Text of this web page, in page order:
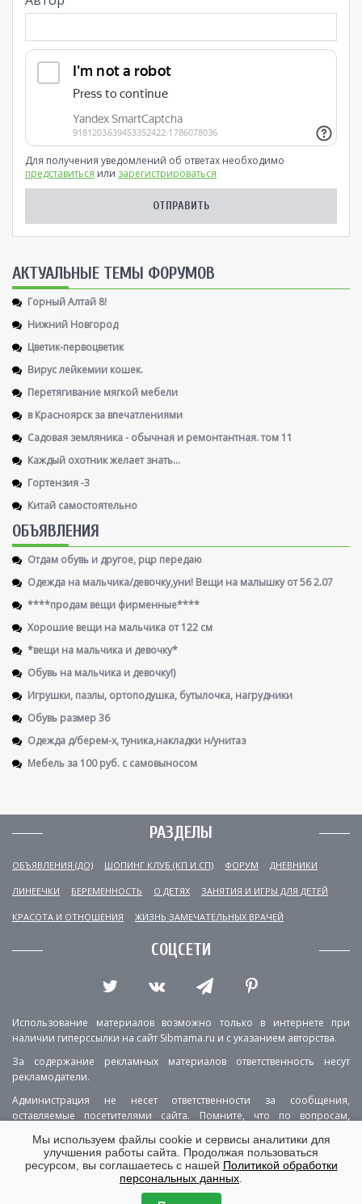
Для получения уведомлений об ответах необходимо
представиться или зарегистрироваться
AКТУАЛЬНЫЕ ТЕМЫ ФОРУМОВ
Горный Алтай 8!
Нижний Новгород
Цветик-первоцветик
Вирус лейкемии кошек.
Перетягивание мягкой мебели
в Красноярск за впечатлениями
Садовая земляника - обычная и ремонтантная. том 11
Каждый охотник желает знать...
Гортензия -3
Китай самостоятельно
ОБЪЯВЛЕНИЯ
Отдам обувь и другое, рцр передаю
Одежда на мальчика/девочку,уни! Вещи на малышку от 56 2.07
****продам вещи фирменные****
Хорошие вещи на мальчика от 122 см
*вещи на мальчика и девочку*
Обувь на мальчика и девочку!)
Игрушки, пазлы, ортоподушка, бутылочка, нагрудники
Обувь размер 36
Одежда д/берем-х, туника,накладки н/унитаз
Мебель за 100 руб. с самовыносом
РАЗДЕЛЫ
ОБЪЯВЛЕНИЯ (ДО) ШОПИНГ КЛУБ (КП И СП) ФОРУМ ДНЕВНИКИ
ЛИНЕЕЧКИ БЕРЕМЕННОСТЬ О ДЕТЯХ ЗАНЯТИЯ И ИГРЫ ДЛЯ ДЕТЕЙ
КРАСОТА И ОТНОШЕНИЯ ЖИЗНЬ ЗАМЕЧАТЕЛЬНЫХ ВРАЧЕЙ
СОЦСЕТИ
Использование материалов возможно только в интернете при
наличии гиперссылки на сайт Sibmama.ru и с указанием авторства.
За содержание рекламных материалов ответственность несут
рекламодатели.
Администрация не несет ответственности за сообщения,
оставляемые посетителями сайта. Помните, что по вопросам,
РЕКЛАМА О ПРОЕКТЕ
КОНТАКТЫ
ПОЛИТИКА КОНФИДЕНЦИАЛЬНОСТИ
ВЕРСИЯ ДЛЯ КОМПЬЮТЕРА
Мы используем файлы cookie и сервисы аналитики для
улучшения работы сайта. Продолжая пользоваться
ресурсом, вы соглашаетесь с нашей Политикой обработки
персональных данных